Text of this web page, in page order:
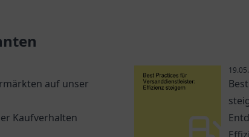
auf unser
Kaufverhalten